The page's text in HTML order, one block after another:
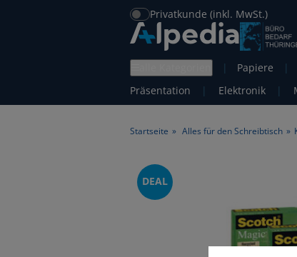
Privatkunde (inkl. MwSt.)
| Papiere |
Präsentation
| Elektronik |
Startseite » Alles für den Schreibtisch »
DEAL